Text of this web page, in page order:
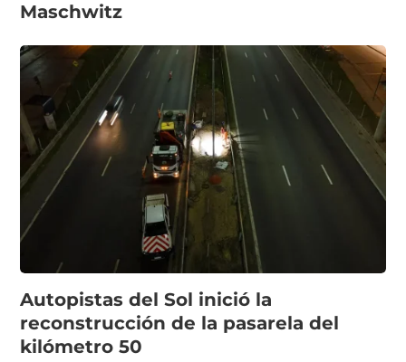
Maschwitz
Autopistas del Sol inició la
reconstrucción de la pasarela del
kilómetro 50